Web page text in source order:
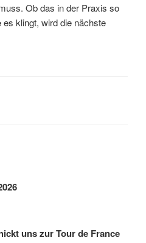
Ob das in der Praxis so
klingt, wird die nächste
uns zur Tour de France